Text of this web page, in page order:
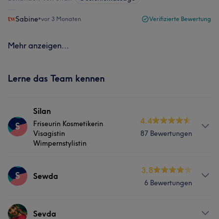
Sabine•vor 3 Monaten Verifizierte Bewertung
Mehr anzeigen...
Lerne das Team kennen
S
Silan
Friseurin Kosmetikerin
Visagistin
Wimpernstylistin
4.4
87 Bewertungen
Info
Hallo meine Lieben, Mein Name ist Şilan,auch Şilo
Kosmetikerin und seit 2019 ausgebildete Friseurin. Ich
S Sewda
3.8
6 Bewertungen
ServicesSevda